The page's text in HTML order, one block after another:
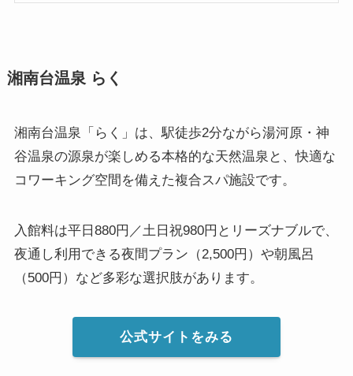
湘南台温泉 らく
湘南台温泉「らく」は、駅徒歩2分ながら湯河原・神
谷温泉の源泉が楽しめる本格的な天然温泉と、快適な
コワーキング空間を備えた複合スパ施設です。
入館料は平日880円／土日祝980円とリーズナブルで、
夜通し利用できる夜間プラン（2,500円）や朝風呂
（500円）など多彩な選択肢があります。
公式サイトをみる